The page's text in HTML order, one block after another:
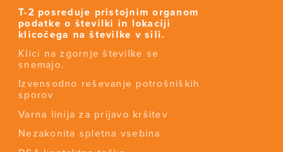
T-2 posreduje pristojnim organom
podatke o številki in lokaciji
klicočega na številke v sili.
Klici na zgornje številke se
snemajo.
Izvensodno reševanje potrošniških
sporov
Varna linija za prijavo kršitev
Nezakonita spletna vsebina